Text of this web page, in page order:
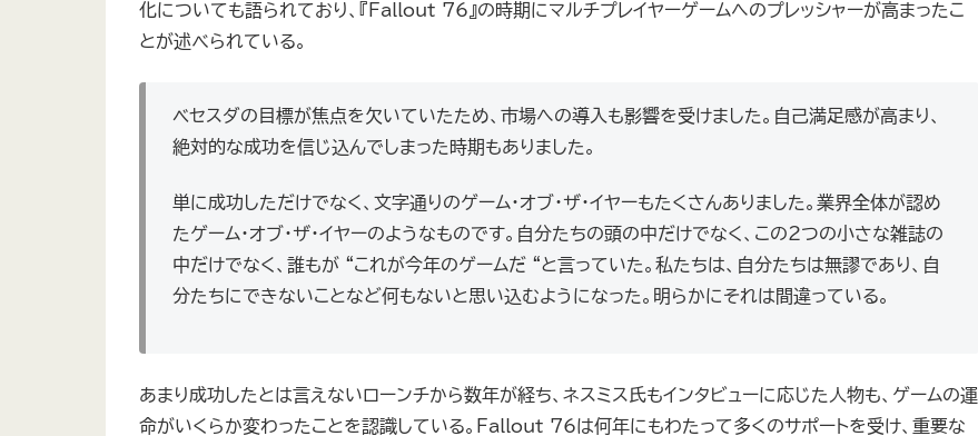
化についても語られており、『Fallout 76』の時期にマルチプレイヤーゲームへのプレッシャーが高まったこ
とが述べられている。
ベセスダの目標が焦点を欠いていたため、市場への導入も影響を受けました。自己満足感が高まり、
絶対的な成功を信じ込んでしまった時期もありました。
単に成功しただけでなく、文字通りのゲーム・オブ・ザ・イヤーもたくさんありました。業界全体が認め
たゲーム・オブ・ザ・イヤーのようなものです。自分たちの頭の中だけでなく、この2つの小さな雑誌の
中だけでなく、誰もが “これが今年のゲームだ “と言っていた。私たちは、自分たちは無謬であり、自
分たちにできないことなど何もないと思い込むようになった。明らかにそれは間違っている。
あまり成功したとは言えないローンチから数年が経ち、ネスミス氏もインタビューに応じた人物も、ゲームの運
命がいくらか変わったことを認識している。Fallout 76は何年にもわたって多くのサポートを受け、重要な